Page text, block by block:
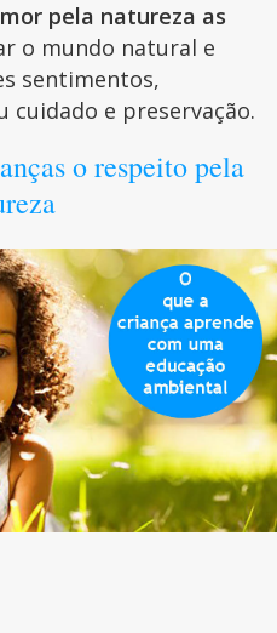
pela natureza as
o mundo natural e
sentimentos,
e preservação.
o respeito pela